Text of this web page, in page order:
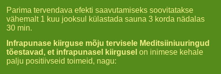
Parima tervendava efekti saavutamiseks soovitatakse
vähemalt 1 kuu jooksul külastada sauna 3 korda nädalas
30 min.
Infrapunase kiirguse mõju tervisele Meditsiiniuuringud
tõestavad, et infrapunasel kiirgusel on inimese kehale
palju positiivseid toimeid, nagu: